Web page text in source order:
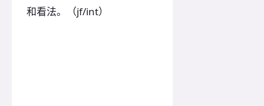
和看法。（jf/int）